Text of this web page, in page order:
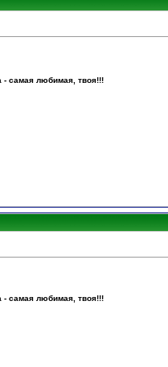
- самая любимая, твоя!!!
- самая любимая, твоя!!!